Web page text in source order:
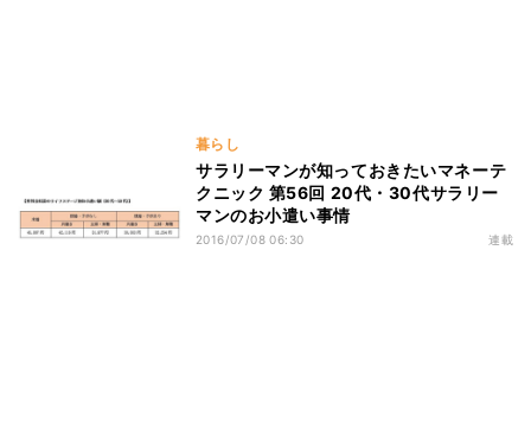
暮らし
サラリーマンが知っておきたいマネーテ
クニック 第56回 20代・30代サラリー
マンのお小遣い事情
2016/07/08 06:30 連載